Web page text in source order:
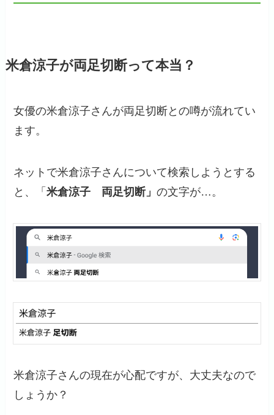
米倉涼子が両足切断って本当？
女優の米倉涼子さんが両足切断との噂が流れてい
ます。
ネットで米倉涼子さんについて検索しようとする
と、「米倉涼子 両足切断」の文字が…。
米倉涼子さんの現在が心配ですが、大丈夫なので
しょうか？